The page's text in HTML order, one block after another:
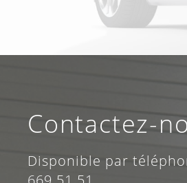
Contactez-
Disponible par